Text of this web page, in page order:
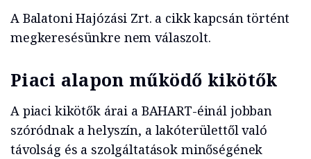
A Balatoni Hajózási Zrt. a cikk kapcsán történt
megkeresésünkre nem válaszolt.
Piaci alapon működő kikötők
A piaci kikötők árai a BAHART-éinál jobban
szóródnak a helyszín, a lakóterülettől való
távolság és a szolgáltatások minőségének